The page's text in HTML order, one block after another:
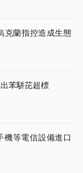
克蘭指控造成生態
苯駢芘超標
機等電信設備進口